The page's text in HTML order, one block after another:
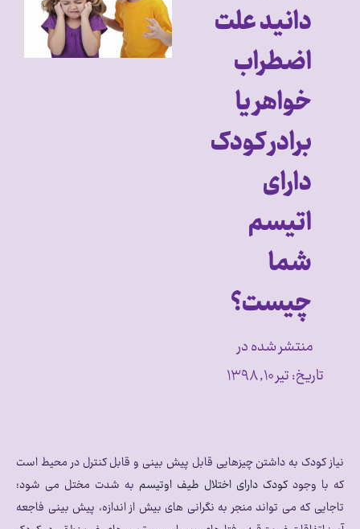
دانید علت
اضطراب
خواهر یا
برادر کودک
دارای
اتیسم
شما
چیست؟
منتشر شده در
تاریخ:تیر ۱۰, ۱۳۹۸
نیاز کودک به داشتن چیزهایی قابل پیش بینی و قابل کنترل در محیط است
که با وجود کودک دارای اختلال طیف اوتیسم به شدت مختل می شود؛
تاجایی که می تواند منجر به نگرانی های بیش از اندازه، پیش بینی فاجعه